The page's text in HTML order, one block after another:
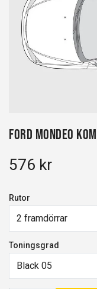
Ford Mondeo
576 kr
Rutor
2 framdörrar
Toningsgrad
Black 05